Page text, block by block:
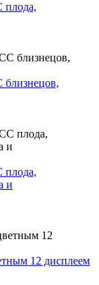
плода,
плода,
и
12 дисплеем